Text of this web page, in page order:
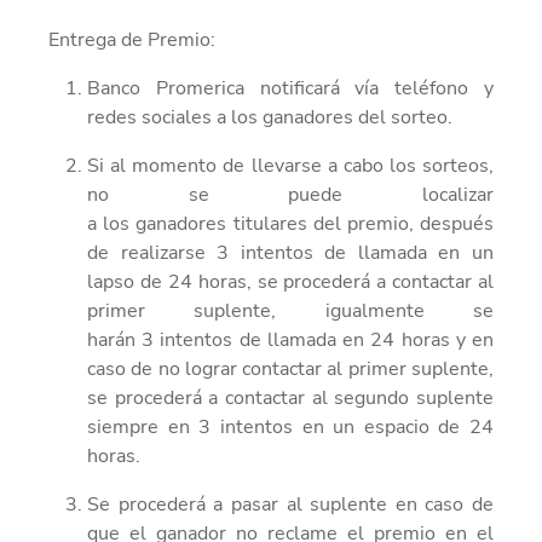
Entrega de Premio:
Banco Promerica notificará vía teléfono y
redes sociales a los ganadores del sorteo.
Si al momento de llevarse a cabo los sorteos,
no se puede localizar
a los ganadores titulares del premio, después
de realizarse 3 intentos de llamada en un
lapso de 24 horas, se procederá a contactar al
primer suplente, igualmente se
harán 3 intentos de llamada en 24 horas yen
caso de no lograr contactar al primer suplente,
se procederá a contactar al segundo suplente
siempre en 3 intentos en un espacio de 24
horas.
Se procederá a pasar al suplente en caso de
que el ganador no reclame el premio en el